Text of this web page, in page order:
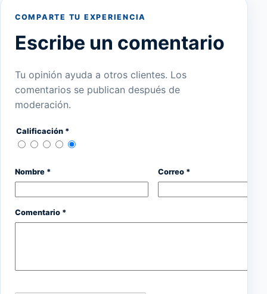
COMPARTE TU EXPERIENCIA
Escribe un comentario
Tu opinión ayuda a otros clientes. Los
comentarios se publican después de
moderación.
Calificación *
Nombre * Correo *
Comentario *